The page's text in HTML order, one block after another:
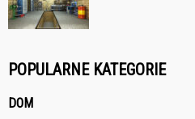
POPULARNE KATEGORIE
DOM